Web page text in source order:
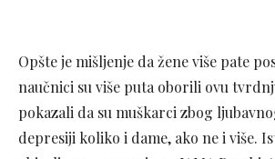
Opšte je mišljenje da žene više pate
naučnici su više puta oborili ovu
pokazali da su muškarci zbog
depresiji koliko i dame, ako ne i više.